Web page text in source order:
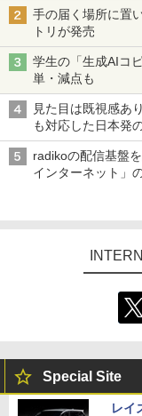
手の届く場所に置
トリが発売
学生の「生成AIコ
単・減点も
見た目は既視感あ
も対応した日本発
radikoの配信基盤
インターネット」
Special Site
レイ